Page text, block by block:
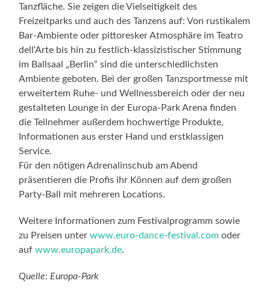
Tanzfläche. Sie zeigen die Vielseitigkeit des
Freizeitparks und auch des Tanzens auf: Von rustikalem
Bar-Ambiente oder pittoresker Atmosphäre im Teatro
dell‘Arte bis hin zu festlich-klassizistischer Stimmung
im Ballsaal „Berlin“ sind die unterschiedlichsten
Ambiente geboten. Bei der großen Tanzsportmesse mit
erweitertem Ruhe- und Wellnessbereich oder der neu
gestalteten Lounge in der Europa-Park Arena finden
die Teilnehmer außerdem hochwertige Produkte,
Informationen aus erster Hand und erstklassigen
Service.
Für den nötigen Adrenalinschub am Abend
präsentieren die Profis ihr Können auf dem großen
Party-Ball mit mehreren Locations.
Weitere Informationen zum Festivalprogramm sowie
zu Preisen unterwww.euro-dance-festival.com oder
aufwww.europapark.de.
Quelle: Europa-Park